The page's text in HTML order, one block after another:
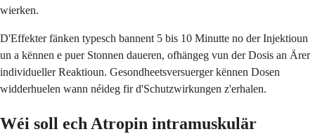
wierken.
D'Effekter fänken typesch bannent 5 bis 10 Minutte no der Injektioun
un a kënnen e puer Stonnen daueren, ofhängeg vun der Dosis an Ärer
individueller Reaktioun. Gesondheetsversuerger kënnen Dosen
widderhuelen wann néideg fir d'Schutzwirkungen z'erhalen.
Wéi soll ech Atropin intramuskulär